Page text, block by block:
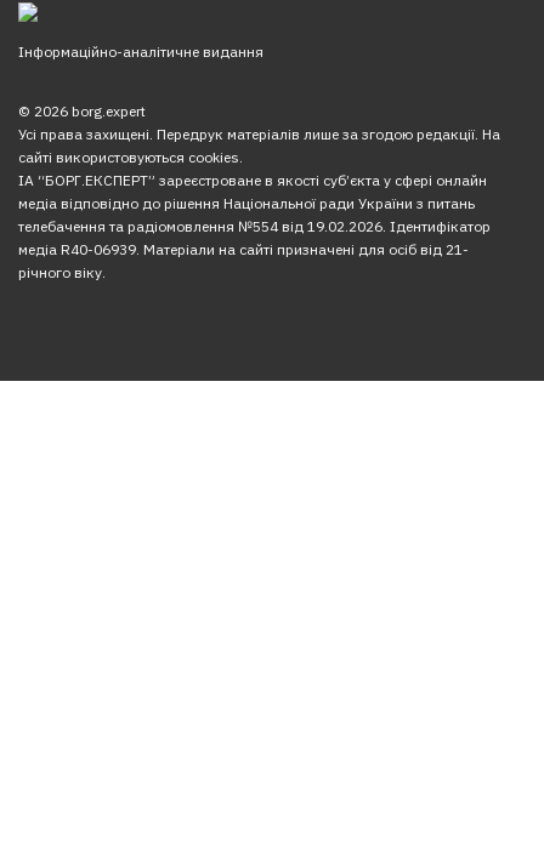
Інформаційно-аналітичне видання
© 2026 borg.expert
Усі права захищені. Передрук матеріалів лише за згодою редакції. На
сайті використовуються cookies.
ІА “БОРГ.ЕКСПЕРТ” зареєстроване в якості суб’єкта у сфері онлайн
медіа відповідно до рішення Національної ради України з питань
телебачення та радіомовлення №554 від 19.02.2026. Ідентифікатор
медіа R40-06939. Матеріали на сайті призначені для осіб від 21-
річного віку.